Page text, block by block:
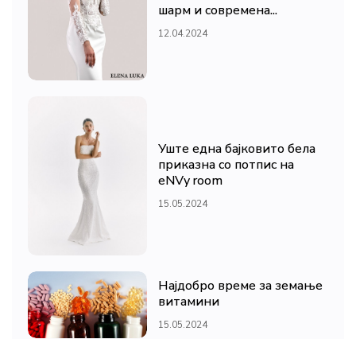
шарм и современа...
12.04.2024
Уште една бајковито бела
приказна со потпис на
eNVy room
15.05.2024
Најдобро време за земање
витамини
15.05.2024